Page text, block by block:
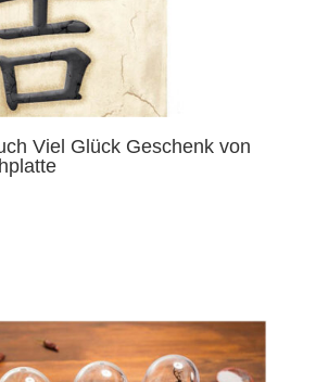
Viel Glück Geschenk von